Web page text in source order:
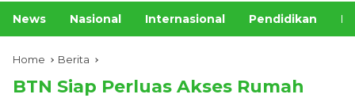
News Nasional Internasional Pendidikan
Home Berita
BTN Siap Perluas Akses Rumah